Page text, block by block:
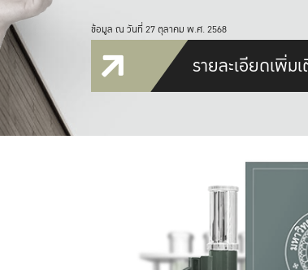
ข้อมูล ณ วันที่ 27 ตุลาคม พ.ศ. 2568
รายละเอียดเพิ่ม